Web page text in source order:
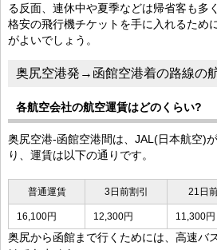
る反面、連休中や夏季などは帰省客も多
格安の飛行機チケットを手に入れるため
がよいでしょう。
奥尻空港発→函館空港着の路線の
各航空会社の航空運賃はどのくらい?
奥尻空港-函館空港間は、JAL(日本航空)
り、運賃は以下の通りです。
普通運賃 3日前割引 21日
16,100円 12,300円 11,300円
奥尻から函館まで行くためには、高速バ